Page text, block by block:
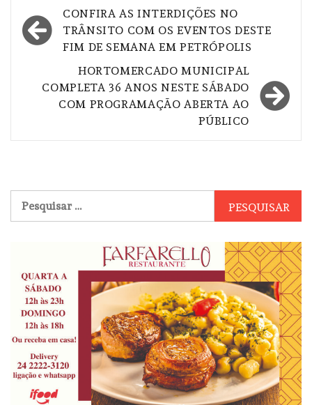
Navegação
de
CONFIRA AS INTERDIÇÕES NO
TRÂNSITO COM OS EVENTOS DESTE
FIM DE SEMANA EM PETRÓPOLIS
HORTOMERCADO MUNICIPAL
COMPLETA 36 ANOS NESTE SÁBADO
COM PROGRAMAÇÃO ABERTA AO
PÚBLICO